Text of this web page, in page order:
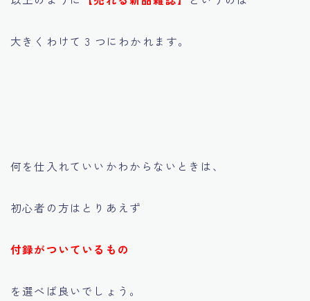
大きくわけて 3 つにわかれます。
何を仕入れていいかわからないときは、
初心者の方はとりあえず
付録がついているもの
を選べば良いでしょう。